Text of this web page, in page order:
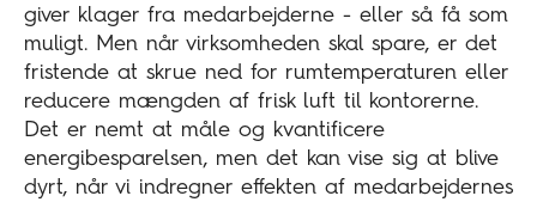
giver klager fra medarbejderne - eller så få som
muligt. Men når virksomheden skal spare, er det
fristende at skrue ned for rumtemperaturen eller
reducere mængden af frisk luft til kontorerne.
Det er nemt at måle og kvantificere
energibesparelsen, men det kan vise sig at blive
dyrt, når vi indregner effekten af medarbejdernes